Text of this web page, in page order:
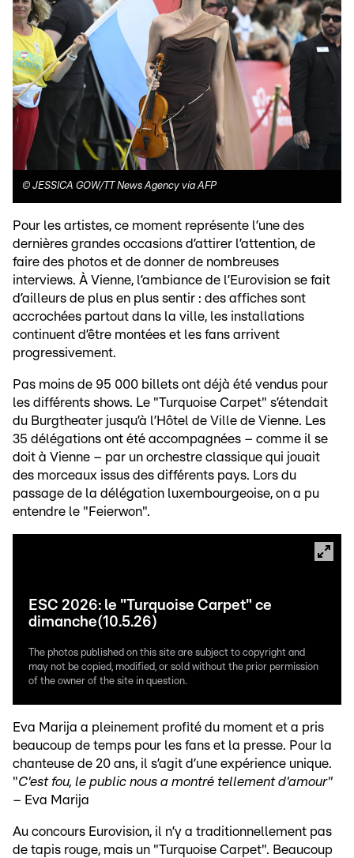
© JESSICA GOW/TT News Agency via AFP
Pour les artistes, ce moment représente l’une des
dernières grandes occasions d’attirer l’attention, de
faire des photos et de donner de nombreuses
interviews. À Vienne, l’ambiance de l’Eurovision se fait
d’ailleurs de plus en plus sentir : des affiches sont
accrochées partout dans la ville, les installations
continuent d’être montées et les fans arrivent
progressivement.
Pas moins de 95 000 billets ont déjà été vendus pour
les différents shows. Le "Turquoise Carpet" s’étendait
du Burgtheater jusqu’à l’Hôtel de Ville de Vienne. Les
35 délégations ont été accompagnées – comme il se
doit à Vienne – par un orchestre classique qui jouait
des morceaux issus des différents pays. Lors du
passage de la délégation luxembourgeoise, on a pu
entendre le "Feierwon".
ESC 2026: le "Turquoise Carpet" ce
dimanche(10.5.26)
The photos published on this site are subject to copyright and
may not be copied, modified, or sold without the prior permission
of the owner of the site in question.
Eva Marija a pleinement profité du moment et a pris
beaucoup de temps pour les fans et la presse. Pour la
chanteuse de 20 ans, il s’agit d’une expérience unique.
"C'est fou, le public nous a montré tellement d'amour"
– Eva Marija
Au concours Eurovision, il n’y a traditionnellement pas
de tapis rouge, mais un "Turquoise Carpet". Beaucoup